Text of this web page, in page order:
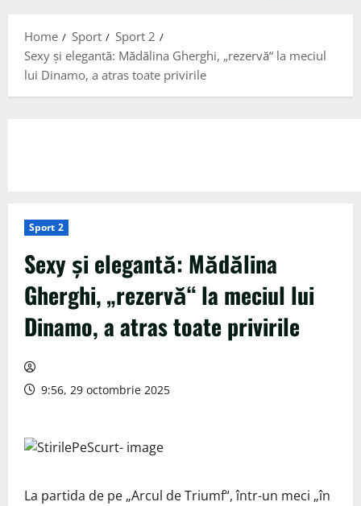
Home Sport
Sport 2
Sexy și elegantă: Mădălina Gherghi, „rezervă“ la meciul
lui Dinamo, a atras toate privirile
Sport 2
Sexy și elegantă: Mădălina
Gherghi, „rezervă“ la meciul lui
Dinamo, a atras toate privirile
9:56, 29 octombrie 2025
La partida de pe „Arcul de Triumf“, într-un meci „în